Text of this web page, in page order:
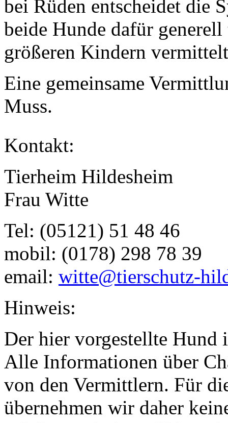
bei Rüden entscheidet die
beide Hunde dafür
größeren Kindern
Eine gemeinsame
Muss.
Kontakt:
Tierheim Hildesheim
Frau Witte
Tel: (05121) 51 48 46
mobil: (0178) 298 78 39
email: witte@tierschutz-
Hinweis:
Der hier vorgestellte Hund
Alle Informationen über
von den Vermittlern. Für
übernehmen wir daher